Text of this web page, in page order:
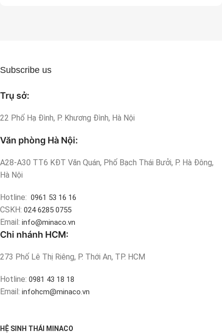
Subscribe us
Trụ sở:
22 Phố Hạ Đình, P. Khương Đình, Hà Nội
Văn phòng Hà Nội:
A28-A30 TT6 KĐT Văn Quán, Phố Bạch Thái Bưởi, P. Hà Đông,
Hà Nội
Hotline: 0961 53 16 16
CSKH: 024 6285 0755
Email: info@minaco.vn
Chi nhánh HCM:
273 Phố Lê Thị Riêng, P. Thới An, TP. HCM
Hotline: 0981 43 18 18
Email: infohcm@minaco.vn
HỆ SINH THÁI MINACO